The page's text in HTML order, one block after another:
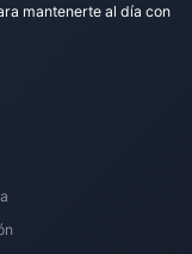
mantenerte al día con